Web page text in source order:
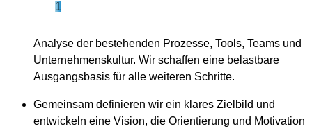
1
Analyse der bestehenden Prozesse, Tools, Teams und
Unternehmenskultur. Wir schaffen eine belastbare
Ausgangsbasis für alle weiteren Schritte.
Gemeinsam definieren wir ein klares Zielbild und
entwickeln eine Vision, die Orientierung und Motivation